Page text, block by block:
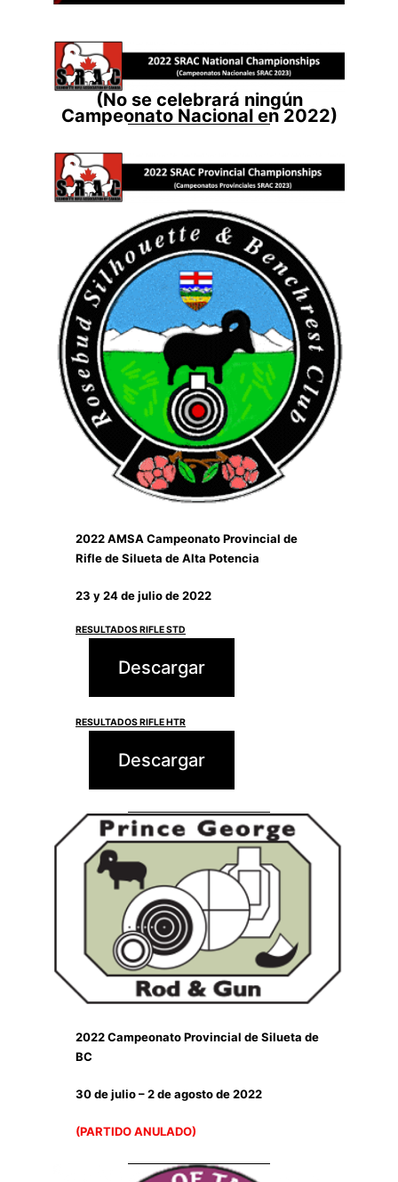
(No se celebrará ningún
Campeonato Nacional en 2022)
2022 AMSA Campeonato Provincial de
Rifle de Silueta de Alta Potencia
23 y 24 de julio de 2022
RESULTADOS RIFLE STD
Descargar
RESULTADOS RIFLE HTR
Descargar
2022 Campeonato Provincial de Silueta de
BC
30 de julio – 2 de agosto de 2022
(PARTIDO ANULADO)